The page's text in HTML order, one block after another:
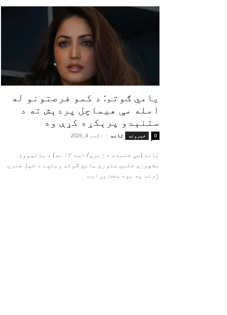
یامي ګوتم: د کمو فرصتونو له
امله مې هیماچل پردېش ته د
ستنېدو پرېکړه کړې وه
خبرونه تاند - اګست 4, 2026 0
تاند (سې شنبه، د زمري/ اسد ۱۳ مه) د بالیووډ
مشهورې فلمي ستورې یامي ګوتم ویلي، د خپل هنري
ژوند په یوه سخت پړاو...